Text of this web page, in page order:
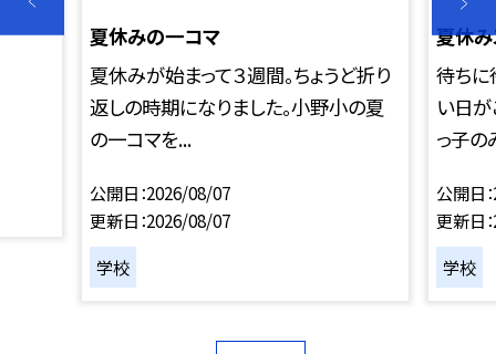
夏休みの一コマ
夏休みが始まって３週間。ちょうど折り
返しの時期になりました。小野小の夏
の一コマを...
公開日 2026/08/07
更新日 2026/08/07
学校
夏休み
待ちに
い日が
っ子の
公開日
更新日
学校